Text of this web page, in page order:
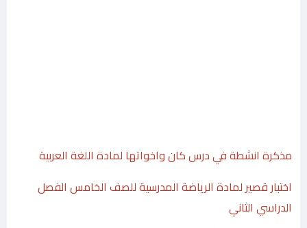
مذكرة انشطة في درس كان واخواتها لمادة اللغة العربية
اختبار قصير لمادة الرياضة المدرسية للصف الخامس الفصل
الدراسي الثاني